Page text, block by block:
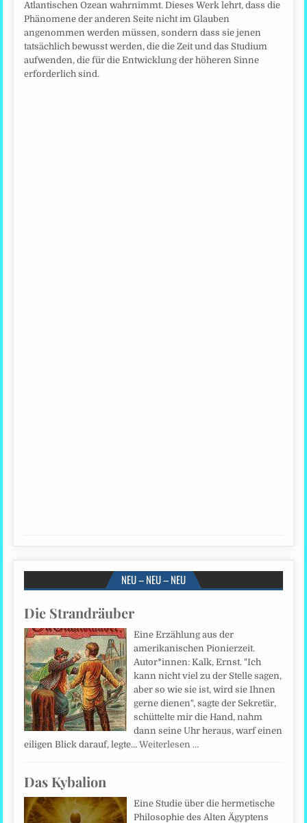
Atlantischen Ozean wahrnimmt. Dieses Werk lehrt, dass die
Phänomene der anderen Seite nicht im Glauben
angenommen werden müssen, sondern dass sie jenen
tatsächlich bewusst werden, die die Zeit und das Studium
aufwenden, die für die Entwicklung der höheren Sinne
erforderlich sind.
NEU – NEU – NEU
Die Strandräuber
Eine Erzählung aus der
amerikanischen Pionierzeit.
Autor*innen: Kalk, Ernst. "Ich
kann nicht viel zu der Stelle sagen,
aber so wie sie ist, wird sie Ihnen
gerne dienen", sagte der Sekretär,
schüttelte mir die Hand, nahm
dann seine Uhr heraus, warf einen
eiligen Blick darauf, legte…Weiterlesen …
Das Kybalion
Eine Studie über die hermetische
Philosophie des Alten Ägyptens